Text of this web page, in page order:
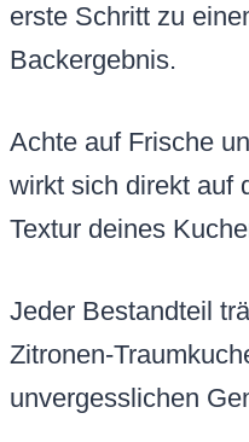
erste Schritt zu
Backergebnis.
Achte auf Frische
wirkt sich direkt auf
Textur deines
Jeder Bestandteil
Zitronen-
unvergesslichen